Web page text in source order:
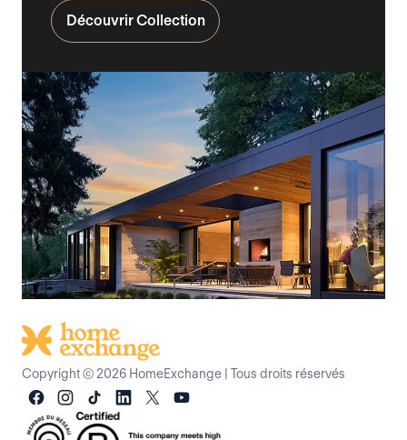
Découvrir Collection
Copyright © 2026 HomeExchange Tous droits réservés